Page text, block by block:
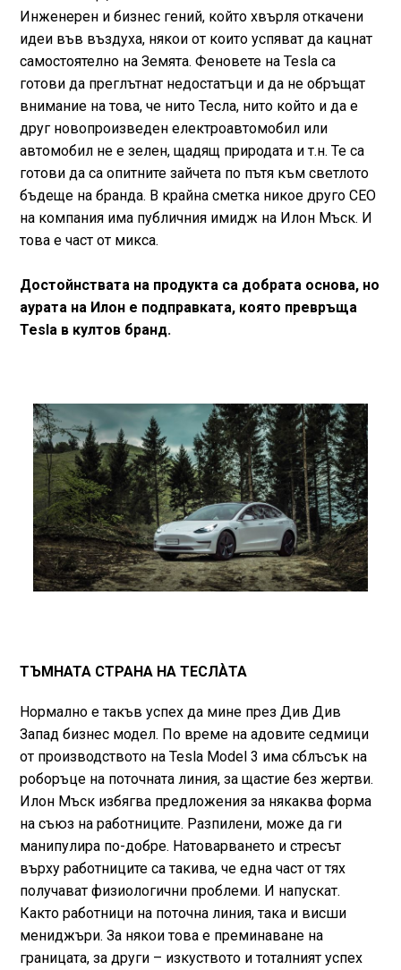
Инженерен и бизнес гений, който хвърля откачени
идеи във въздуха, някои от които успяват да кацнат
самостоятелно на Земята. Феновете на Tesla са
готови да преглътнат недостатъци и да не обръщат
внимание на това, че нито Тесла, нито който и да е
друг новопроизведен електроавтомобил или
автомобил не е зелен, щадящ природата и т.н. Те са
готови да са опитните зайчета по пътя към светлото
бъдеще на бранда. В крайна сметка никое друго CEO
на компания има публичния имидж на Илон Мъск. И
това е част от микса.
Достойнствата на продукта са добрата основа, но
аурата на Илон е подправката, която превръща
Tesla в култов бранд.
ТЪМНАТА СТРАНА НА ТЕСЛÀТА
Нормално е такъв успех да мине през Див Див
Запад бизнес модел. По време на адовите седмици
от производството на Tesla Model 3 има сблъсък на
роборъце на поточната линия, за щастие без жертви.
Илон Мъск избягва предложения за някаква форма
на съюз на работниците. Разпилени, може да ги
манипулира по-добре. Натоварването и стресът
върху работниците са такива, че една част от тях
получават физиологични проблеми. И напускат.
Както работници на поточна линия, така и висши
мениджъри. За някои това е преминаване на
границата, за други – изкуството и тоталният успех